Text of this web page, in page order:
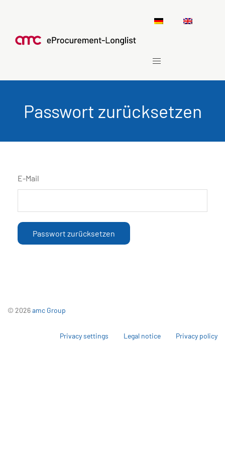
Passwort zurücksetzen
E-Mail
Passwort zurücksetzen
© 2026amc Group
Privacy settings Legal notice Privacy policy